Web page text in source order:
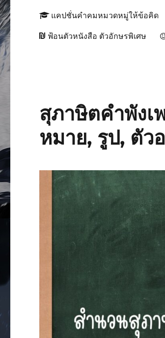
แคปชั่นคำคมหมวดหมู่ให้ข้อคิด
ฟ้อนตัวหนังสือ ตัวอักษรพิเศษ
สุภาษิตคำพังเ
หมาย, รูป, ตัว